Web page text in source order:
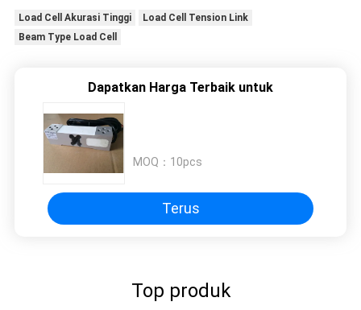
Load Cell Akurasi Tinggi
Load Cell Tension Link
Beam Type Load Cell
Dapatkan Harga Terbaik untuk
MOQ： 10pcs
Terus
Top produk